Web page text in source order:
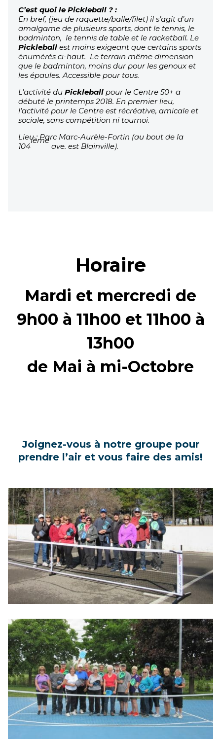
C’est quoi le Pickleball ? :
En bref, (jeu de raquette/balle/filet) il s’agit d’un
amalgame de plusieurs sports, dont le tennis, le
badminton, le tennis de table et le racketball. Le
Pickleball est moins exigeant que certains sports
énumérés ci-haut. Le terrain même dimension
que le badminton, moins dur pour les genoux et
les épaules. Accessible pour tous.
L’activité du Pickleballpour le Centre 50+ a
débuté le printemps 2018. En premier lieu,
l’activité pour le Centre est récréative, amicale et
sociale, sans compétition ni tournoi.
Lieu : Parc Marc-Aurèle-Fortin (au bout de la
104
ième
ave. est Blainville).
Horaire
Mardi et mercredi de
9h00 à 11h00 et 11h00 à
13h00
de Mai à mi-Octobre
Joignez-vous à notre groupe pour
prendre l’air et vous faire des amis!